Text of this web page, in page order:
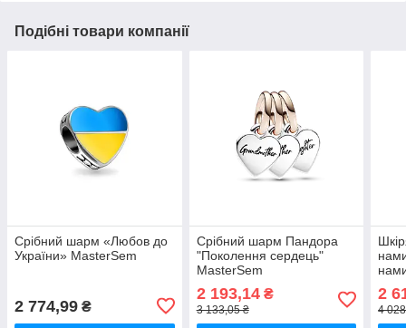
Подібні товари компанії
Срібний шарм «Любов до
України» MasterSem
2 774,99 ₴
Срібний шарм Пандора
"Поколення сердець"
MasterSem
2 193,14₴
3 133,05 ₴
2
4